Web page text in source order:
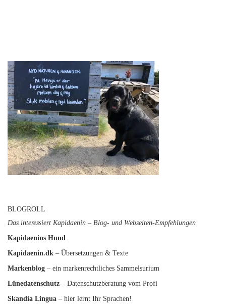
BLOGROLL
Das interessiert Kapidaenin – Blog- und Webseiten-Empfehlungen
Kapidaenins Hund
Kapidaenin.dk – Übersetzungen & Texte
Markenblog – ein markenrechtliches Sammelsurium
Lünedatenschutz – Datenschutzberatung vom Profi
Skandia Lingua – hier lernt Ihr Sprachen!